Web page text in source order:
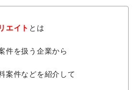
エイト とは
件を扱う企業から
案件などを紹介して